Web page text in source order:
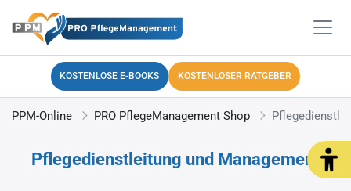
KOSTENLOSE E-BOOKS KOSTENLOSER RATGEBER
PPM-Online PRO PflegeManagement Shop
Pflegedienstleitung und Management
Kategorien